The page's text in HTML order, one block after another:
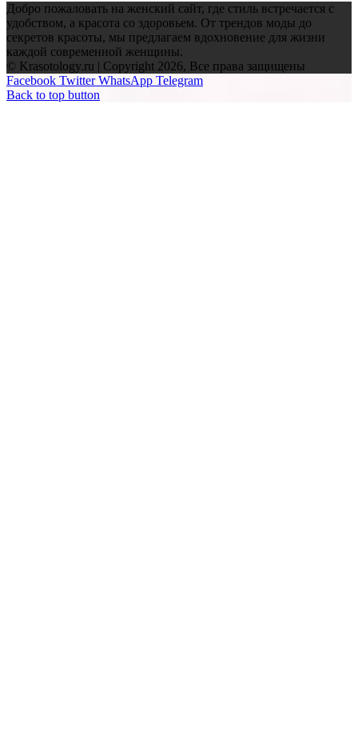
Добро пожаловать на женский сайт, где стиль встречается с
удобством, а красота со здоровьем. От трендов моды до
секретов красоты, мы предлагаем вдохновение для жизни
каждой современной женщины.
© Krasotology.ru | Copyright 2026, Все права защищены
Facebook Twitter WhatsApp Telegram
Back to top button